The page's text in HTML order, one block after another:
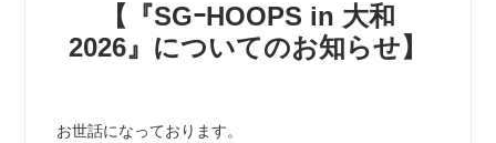
【『SGｰHOOPS in 大和
2026』についてのお知らせ】
お世話になっております。